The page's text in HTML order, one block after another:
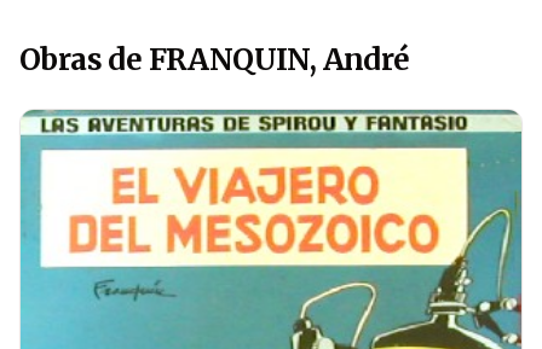
Obras de FRANQUIN, André